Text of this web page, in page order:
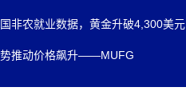
非农就业数据，黄金升破4,300美元
势推动价格飙升——MUFG